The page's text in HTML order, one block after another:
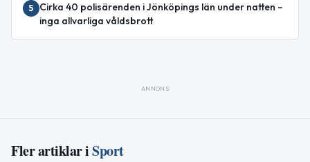
5
Cirka 40 polisärenden i Jönköpings län under natten –
inga allvarliga våldsbrott
ANNONS
Fler artiklar iSport